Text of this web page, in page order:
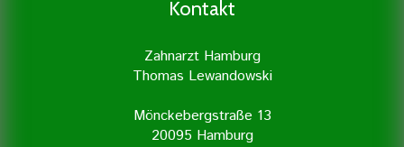
Zahnarztpraxis mit Unterstützung
professionelle Zahnreinigung.
Kontakt
Zahnarzt Hamburg
Thomas Lewandowski
Mönckebergstraße 13
20095 Hamburg